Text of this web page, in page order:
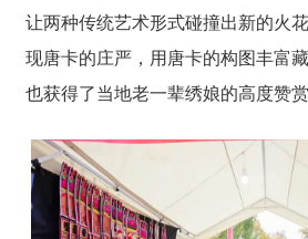
让两种传统艺术形式碰撞出新的火
现唐卡的庄严，用唐卡的构图丰富
也获得了当地老一辈绣娘的高度赞赏